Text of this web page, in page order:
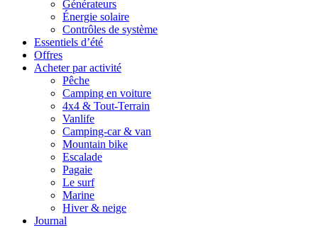
Générateurs
Énergie solaire
Contrôles de système
Essentiels d’été
Offres
Acheter par activité
Pêche
Camping en voiture
4x4 & Tout-Terrain
Vanlife
Camping-car & van
Mountain bike
Escalade
Pagaie
Le surf
Marine
Hiver & neige
Journal